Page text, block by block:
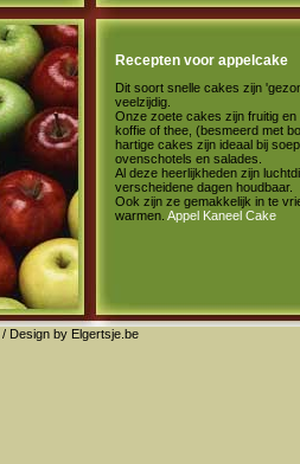
Recepten voor appelcake
Dit soort snelle cakes zijn
veelzijdig.
Onze zoete cakes zijn fruitig en
koffie of thee, (besmeerd met
hartige cakes zijn ideaal bij
ovenschotels en salades.
Al deze heerlijkheden zijn
verscheidene dagen houdbaar.
Ook zijn ze gemakkelijk in te
warmen. Appel Kaneel Cake
/ Design by Elgertsje.be